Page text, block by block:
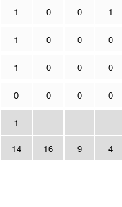
1 0 0 1
1 0 0 0
1 0 0 0
0 0 0 0
1
14 16 9 4